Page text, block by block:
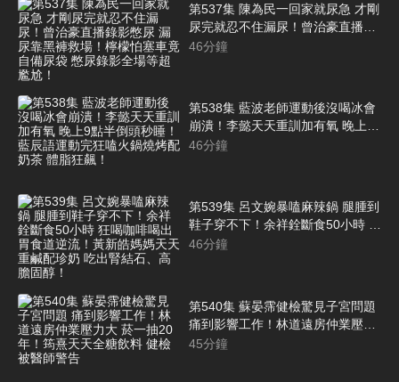
第537集 陳為民一回家就尿急 才剛
尿完就忍不住漏尿！曾治豪直播錄
影憋尿 漏尿靠黑褲救場！檸檬怕塞
46分鐘
第538集 藍波老師運動後沒喝冰會
崩潰！李懿天天重訓加有氧 晚上9
點半倒頭秒睡！藍辰語運動完狂嗑
46分鐘
第539集 呂文婉暴嗑麻辣鍋 腿腫到
鞋子穿不下！余祥銓斷食50小時 狂
喝咖啡喝出胃食道逆流！黃新皓媽
46分鐘
第540集 蘇晏霈健檢驚見子宮問題
痛到影響工作！林道遠房仲業壓力
大 菸一抽20年！筠熹天天全糖飲料
45分鐘